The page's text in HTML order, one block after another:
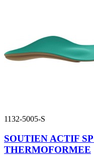
1132-5005-S
SOUTIEN ACTIF
THERMOFORMEE